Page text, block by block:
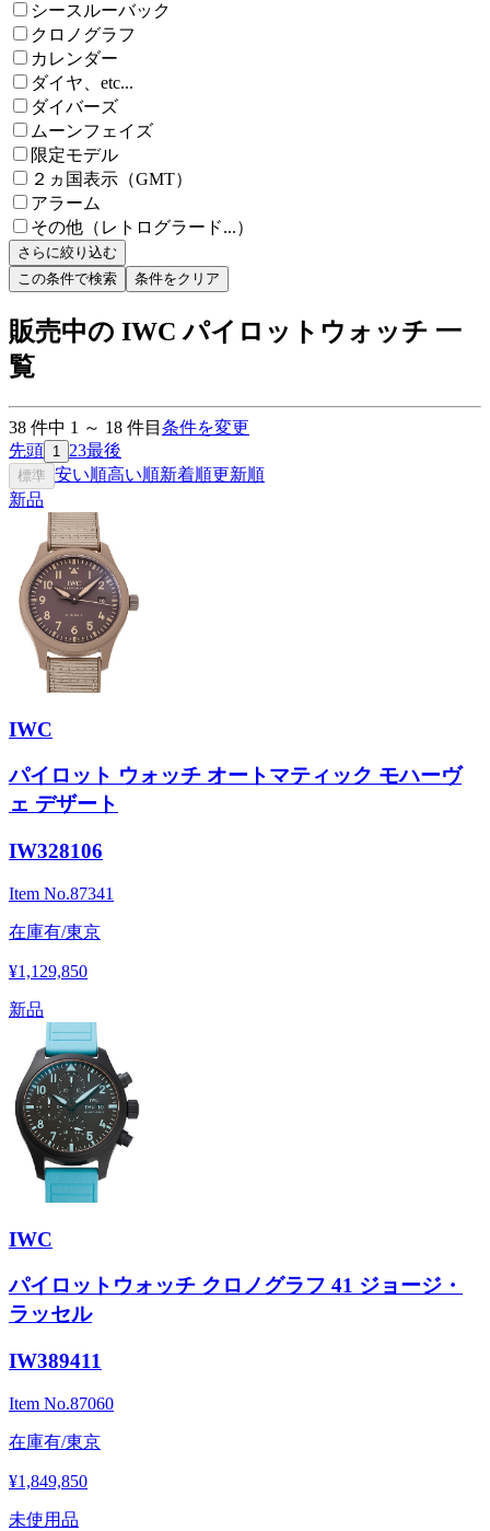
シースルーバック
クロノグラフ
カレンダー
ダイヤ、etc...
ダイバーズ
ムーンフェイズ
限定モデル
２ヵ国表示（GMT）
アラーム
その他（レトログラード...）
さらに絞り込む
この条件で検索
条件をクリア
販売中の IWC パイロットウォッチ 一
覧
38 件中 1 ～ 18 件目 条件を変更
先頭 1 23最後
標準 安い順高い順新着順更新順
新品
IWC
パイロット ウォッチ オートマティック モハーヴ
ェ デザート
IW328106
Item No.87341
在庫有/東京
¥1,129,850
新品
IWC
パイロットウォッチ クロノグラフ 41 ジョージ・
ラッセル
IW389411
Item No.87060
在庫有/東京
¥1,849,850
未使用品